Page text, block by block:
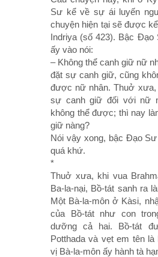
Sư kể về sự ái luyến
chuyện hiện tại sẽ được
Indriya (số 423). Bậc Ðạo
ấy vào nói:
– Không thể canh giữ nữ
đặt sự canh giữ, cũng
được nữ nhân. Thuở xưa,
sự canh giữ đối với nữ
không thể được; thì nay
giữ nàng?
Nói vậy xong, bậc Ðạo
quá khứ.
*
Thuở xưa, khi vua
Ba-la-nại, Bồ-tát sanh ra
Một Bà-la-môn ở Kàsi,
của Bồ-tát như con
dưỡng cả hai. Bồ-tát
Potthada và vẹt em tên
vị Bà-la-môn ấy hành tà